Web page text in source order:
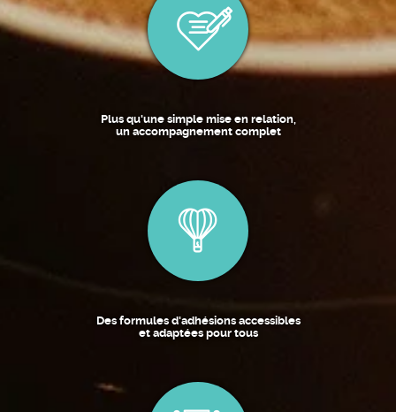
Plus qu'une simple mise en relation,
un accompagnement complet
Des formules d'adhésions accessibles
et adaptées pour tous